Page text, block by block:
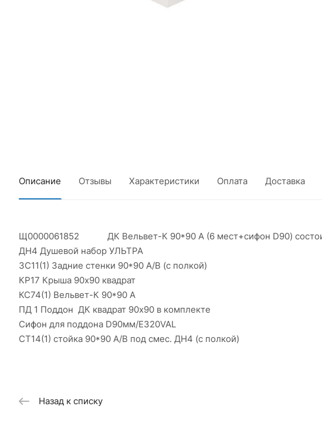
Описание Отзывы Характеристики Оплата Доставка
Щ0000061852 ДК Вельвет-К 90*90 А (6 мест+сифон D90)
ДН4 Душевой набор УЛЬТРА
ЗС11(1) Задние стенки 90*90 А/В (с полкой)
КР17 Крыша 90х90 квадрат
КС74(1) Вельвет-К 90*90 А
ПД 1 Поддон ДК квадрат 90х90 в комплекте
Сифон для поддона D90мм/E320VAL
СТ14(1) стойка 90*90 А/В под смес. ДН4 (с полкой)
Назад к списку